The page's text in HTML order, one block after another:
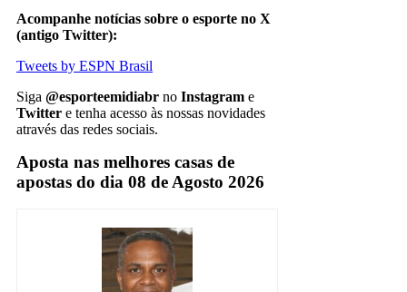
Acompanhe notícias sobre o esporte no X
(antigo Twitter):
Tweets by ESPN Brasil
Siga @esporteemidiabr no Instagram e
Twitter e tenha acesso às nossas novidades
através das redes sociais.
Aposta nas melhores casas de
apostas do dia 08 de Agosto 2026